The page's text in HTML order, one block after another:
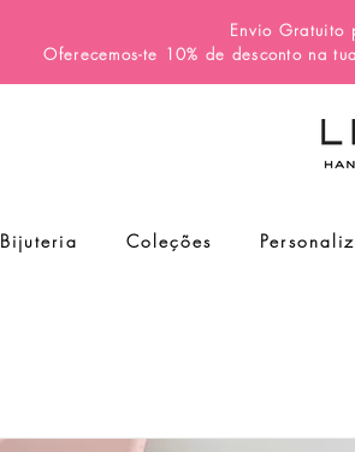
Envio Gratuito
Oferecemos-te 10% de desconto na
Bijuteria Coleções